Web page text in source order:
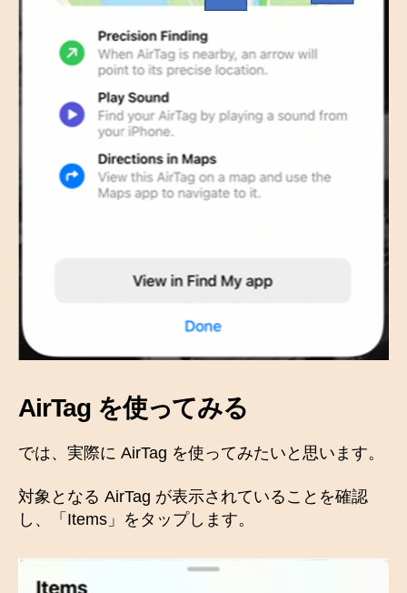
AirTag を使ってみる
では、実際に AirTag を使ってみたいと思います。
対象となる AirTag が表示されていることを確認
し、「Items」をタップします。